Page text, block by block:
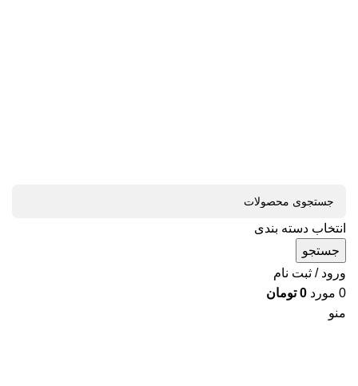
انتخاب دسته بندی
جستجو
ورود / ثبت نام
0 مورد 0 تومان
منو